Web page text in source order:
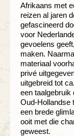
Afrikaans met
reizen al jaren
gefascineerd
voor
gevoelens
maken.
materiaal
privé
uitgebreid tot
een taalgebruik
Oud-Hollandse
een brede
ooit met die
geweest.